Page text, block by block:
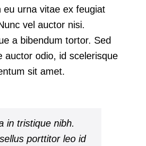
eu urna vitae ex feugiat
vel auctor nisi.
a bibendum tortor. Sed
auctor odio, id scelerisque
sit amet.
in tristique nibh.
porttitor leo id